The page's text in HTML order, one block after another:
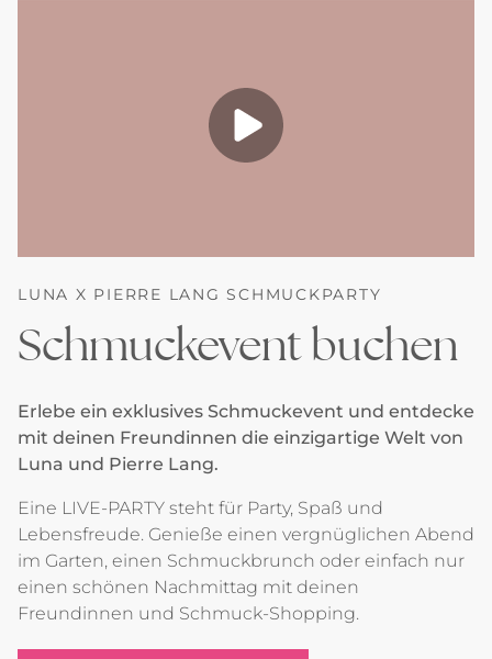
LUNA X PIERRE LANG SCHMUCKPARTY
Schmuckevent buchen
Erlebe ein exklusives Schmuckevent und entdecke
mit deinen Freundinnen die einzigartige Welt von
Luna und Pierre Lang.
Eine LIVE-PARTY steht für Party, Spaß und
Lebensfreude. Genieße einen vergnüglichen Abend
im Garten, einen Schmuckbrunch oder einfach nur
einen schönen Nachmittag mit deinen
Freundinnen und Schmuck-Shopping.